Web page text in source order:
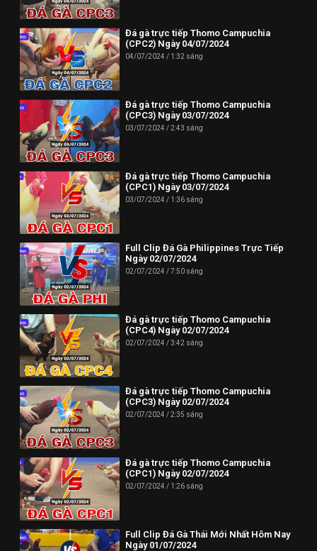
Đá gà trực tiếp Thomo Campuchia
(CPC2) Ngày 04/07/2024
04/07/2024 1:32 sáng
Đá gà trực tiếp Thomo Campuchia
(CPC3) Ngày 03/07/2024
03/07/2024 2:43 sáng
Đá gà trực tiếp Thomo Campuchia
(CPC1) Ngày 03/07/2024
03/07/2024 1:36 sáng
Full Clip Đá Gà Philippines Trực Tiếp
Ngày 02/07/2024
02/07/2024 7:50 sáng
Đá gà trực tiếp Thomo Campuchia
(CPC4) Ngày 02/07/2024
02/07/2024 3:42 sáng
Đá gà trực tiếp Thomo Campuchia
(CPC3) Ngày 02/07/2024
02/07/2024 2:35 sáng
Đá gà trực tiếp Thomo Campuchia
(CPC1) Ngày 02/07/2024
02/07/2024 1:26 sáng
Full Clip Đá Gà Thái Mới Nhất Hôm Nay
Ngày 01/07/2024